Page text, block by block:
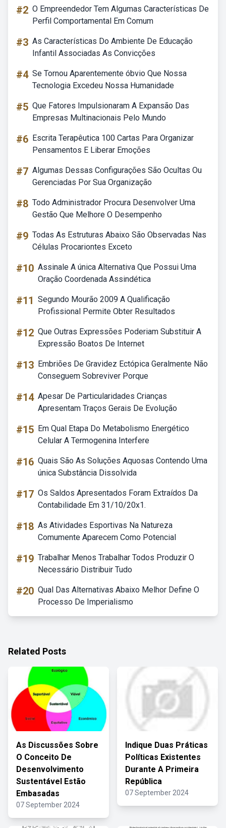
#2 O Empreendedor Tem Algumas Características De
Perfil Comportamental Em Comum
#3 As Características Do Ambiente De Educação
Infantil Associadas As Convicções
#4 Se Tornou Aparentemente óbvio Que Nossa
Tecnologia Excedeu Nossa Humanidade
#5 Que Fatores Impulsionaram A Expansão Das
Empresas Multinacionais Pelo Mundo
#6 Escrita Terapêutica 100 Cartas Para Organizar
Pensamentos E Liberar Emoções
#7 Algumas Dessas Configurações São Ocultas Ou
Gerenciadas Por Sua Organização
#8 Todo Administrador Procura Desenvolver Uma
Gestão Que Melhore O Desempenho
#9 Todas As Estruturas Abaixo São Observadas Nas
Células Procariontes Exceto
#10 Assinale A única Alternativa Que Possui Uma
Oração Coordenada Assindética
#11 Segundo Mourão 2009 A Qualificação
Profissional Permite Obter Resultados
#12 Que Outras Expressões Poderiam Substituir A
Expressão Boatos De Internet
#13 Embriões De Gravidez Ectópica Geralmente Não
Conseguem Sobreviver Porque
#14 Apesar De Particularidades Crianças
Apresentam Traços Gerais De Evolução
#15 Em Qual Etapa Do Metabolismo Energético
Celular A Termogenina Interfere
#16 Quais São As Soluções Aquosas Contendo Uma
única Substância Dissolvida
#17 Os Saldos Apresentados Foram Extraídos Da
Contabilidade Em 31/10/20x1.
#18 As Atividades Esportivas Na Natureza
Comumente Aparecem Como Potencial
#19 Trabalhar Menos Trabalhar Todos Produzir O
Necessário Distribuir Tudo
#20 Qual Das Alternativas Abaixo Melhor Define O
Processo De Imperialismo
Related Posts
As Discussões Sobre
O Conceito De
Desenvolvimento
Sustentável Estão
Embasadas
07 September 2024
Indique Duas Práticas
Políticas Existentes
Durante A Primeira
República
07 September 2024